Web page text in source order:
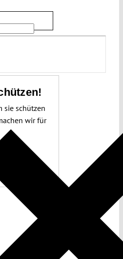
sie schützen
wir für